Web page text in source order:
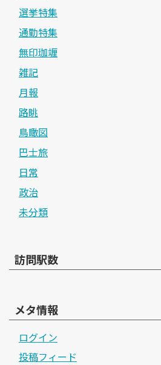
選挙特集
通勤特集
無印珈竰
雑記
月報
路眺
鳥瞰図
巴士旅
日常
政治
未分類
訪問駅数
メタ情報
ログイン
投稿フィード